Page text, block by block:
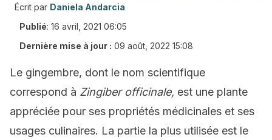
Écrit par Daniela Andarcia
Publié: 16 avril, 2021 06:05
Dernière mise à jour : 09 août, 2022 15:08
Le gingembre, dont le nom scientifique
correspond à Zingiber officinale, est une plante
appréciée pour ses propriétés médicinales et ses
usages culinaires. La partie la plus utilisée est le